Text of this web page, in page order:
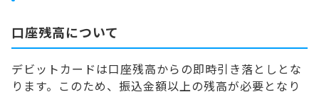
口座残高について
デビットカードは口座残高からの即時引き落としとな
ります。このため、振込金額以上の残高が必要となり